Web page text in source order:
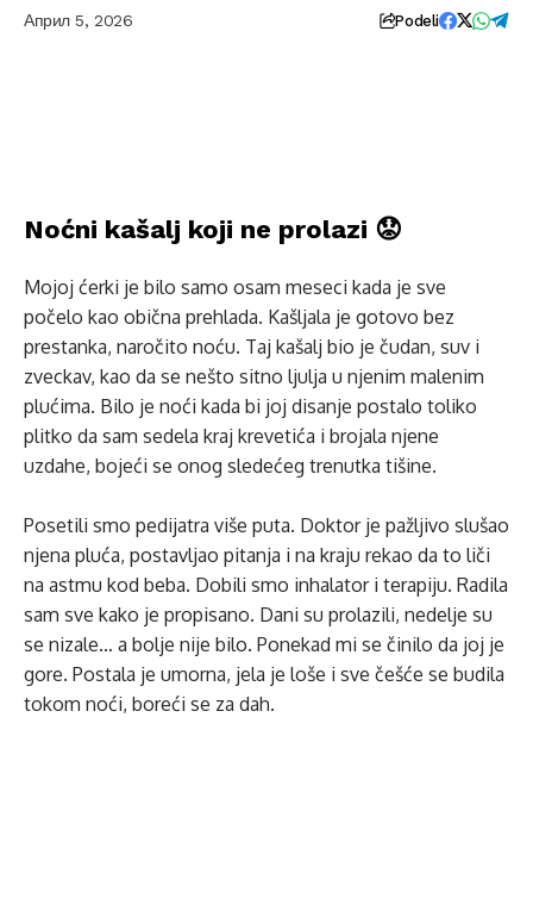
Април 5, 2026 Podeli
Noćni kašalj koji ne prolazi 😟
Mojoj ćerki je bilo samo osam meseci kada je sve
počelo kao obična prehlada. Kašljala je gotovo bez
prestanka, naročito noću. Taj kašalj bio je čudan, suv i
zveckav, kao da se nešto sitno ljulja u njenim malenim
plućima. Bilo je noći kada bi joj disanje postalo toliko
plitko da sam sedela kraj krevetića i brojala njene
uzdahe, bojeći se onog sledećeg trenutka tišine.
Posetili smo pedijatra više puta. Doktor je pažljivo slušao
njena pluća, postavljao pitanja i na kraju rekao da to liči
na astmu kod beba. Dobili smo inhalator i terapiju. Radila
sam sve kako je propisano. Dani su prolazili, nedelje su
se nizale… a bolje nije bilo. Ponekad mi se činilo da joj je
gore. Postala je umorna, jela je loše i sve češće se budila
tokom noći, boreći se za dah.